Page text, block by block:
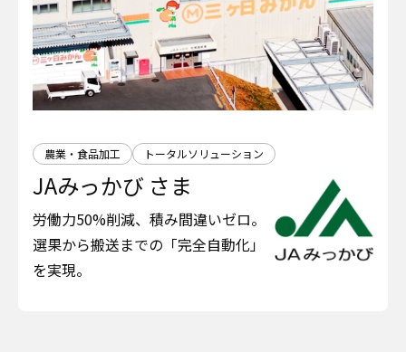
農業・食品加工 トータルソリューション
JAみっかび さま
労働力50%削減、積み間違いゼロ。
選果から搬送までの「完全自動化」
を実現。